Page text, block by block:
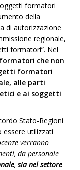
formatori
della
di autorizzazione
regionale,
formatori”. Nel
che non
formatori
alle parti
e ai soggetti
Stato-Regioni
essere utilizzati
verranno
da personale
,sia nel settore